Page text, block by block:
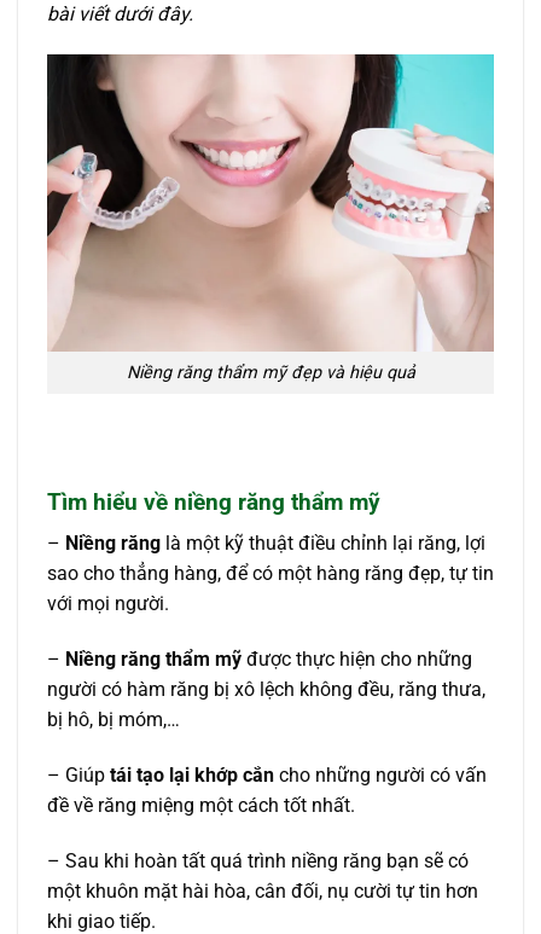
bài viết dưới đây.
Niềng răng thẩm mỹ đẹp và hiệu quả
Tìm hiểu về niềng răng thẩm mỹ
– Niềng răng là một kỹ thuật điều chỉnh lại răng, lợi
sao cho thẳng hàng, để có một hàng răng đẹp, tự tin
với mọi người.
– Niềng răng thẩm mỹ được thực hiện cho những
người có hàm răng bị xô lệch không đều, răng thưa,
bị hô, bị móm,…
– Giúp tái tạo lại khớp cắn cho những người có vấn
đề về răng miệng một cách tốt nhất.
– Sau khi hoàn tất quá trình niềng răng bạn sẽ có
một khuôn mặt hài hòa, cân đối, nụ cười tự tin hơn
khi giao tiếp.